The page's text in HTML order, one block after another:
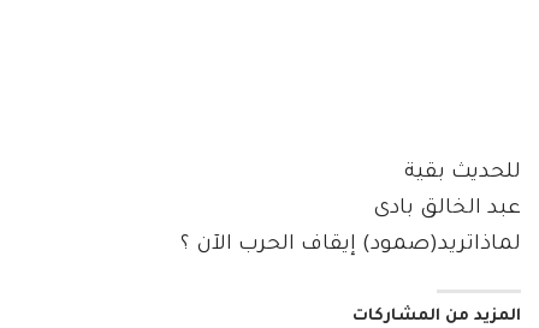
للحديث بقية
عبد الخالق بادى
لماذاتريد(صمود) إيقاف الحرب الآن ؟
المزيد من المشاركات